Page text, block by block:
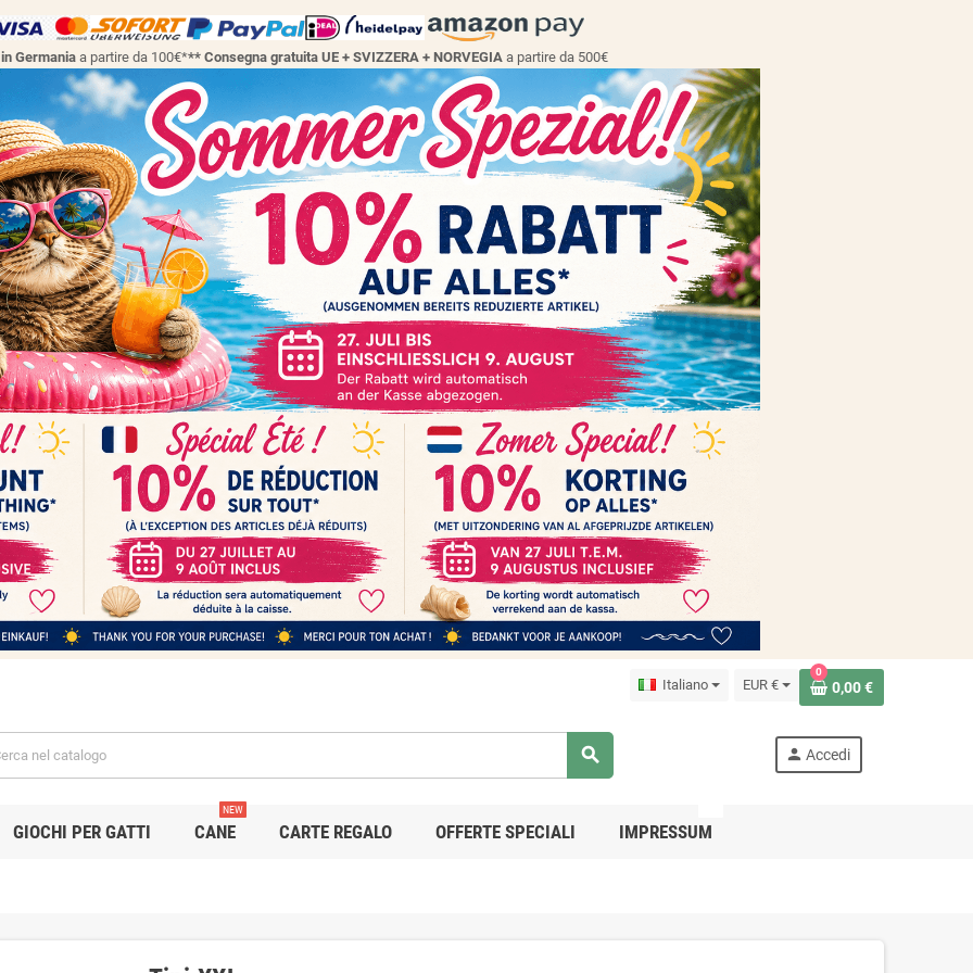
Germania a partire da 100€*** Consegna gratuita UE + SVIZZERA + NORVEGIA a partire da 500€
Italiano EUR €
0
0,00 €
search person Accedi
GIOCHI PER GATTI CANE
NEW
CARTE REGALO OFFERTE SPECIALI IMPRESSUM